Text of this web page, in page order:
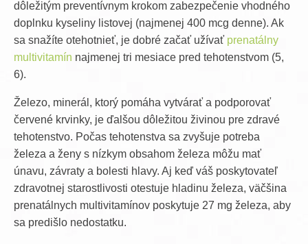
dôležitým preventívnym krokom zabezpečenie vhodného
doplnku kyseliny listovej (najmenej 400 mcg denne). Ak
sa snažíte otehotnieť, je dobré začať užívať prenatálny
multivitamín najmenej tri mesiace pred tehotenstvom (5,
6).
Železo, minerál, ktorý pomáha vytvárať a podporovať
červené krvinky, je ďalšou dôležitou živinou pre zdravé
tehotenstvo. Počas tehotenstva sa zvyšuje potreba
železa a ženy s nízkym obsahom železa môžu mať
únavu, závraty a bolesti hlavy. Aj keď váš poskytovateľ
zdravotnej starostlivosti otestuje hladinu železa, väčšina
prenatálnych multivitamínov poskytuje 27 mg železa, aby
sa predišlo nedostatku.